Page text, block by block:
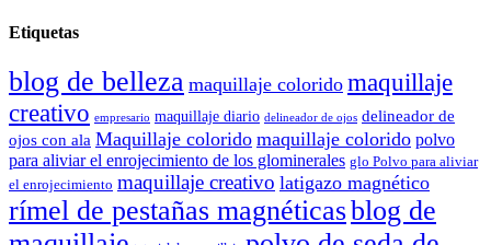
Etiquetas
blog de belleza maquillaje colorido maquillaje
creativo empresario maquillaje diario delineador de ojos delineador de
ojos con ala Maquillaje colorido maquillaje colorido polvo
para aliviar el enrojecimiento de los glominerales glo Polvo para aliviar
el enrojecimiento maquillaje creativo latigazo magnético
rímel de pestañas magnéticasblog de